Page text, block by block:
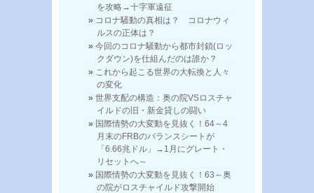
を攻略→十字軍遠征
コロナ騒動の真相は？ コロナウィ
ルスの正体は？
今回のコロナ騒動から都市封鎖(ロッ
クダウン)を仕組んだのは誰か？
これから起こる世界の大転換と人々
の変化
世界支配の構造：奥の院VSロスチャ
イルドの旧・新金貸しの闘い
国際情勢の大変動を見抜く！64～4
月末のFRBのバランスシートが
「6.66兆ドル」→1月にグレート・
リセットへ～
国際情勢の大変動を見抜く！63～奥
の院がロスチャイルド攻撃開始